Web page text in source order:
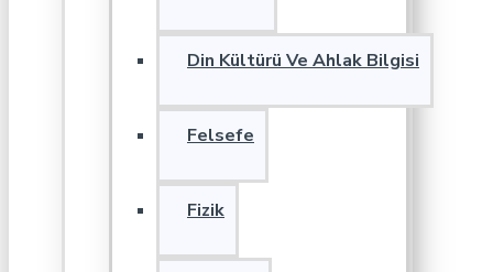
Din Kültürü Ve Ahlak Bilgisi
Felsefe
Fizik